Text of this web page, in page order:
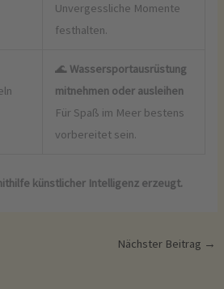
Unvergessliche Momente
festhalten.
🌊 Wassersportausrüstung
mitnehmen oder ausleihen
Für Spaß im Meer bestens
vorbereitet sein.
künstlicher Intelligenz erzeugt.
Nächster Beitrag →